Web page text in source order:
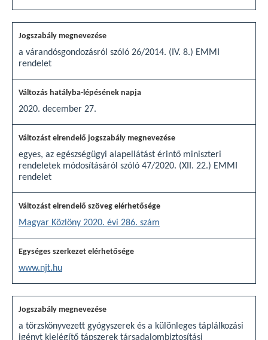
a várandósgondozásról szóló 26/2014. (IV. 8.) EMMI
rendelet
2020. december 27.
egyes, az egészségügyi alapellátást érintő miniszteri
rendeletek módosításáról szóló 47/2020. (XII. 22.) EMMI
rendelet
Magyar Közlöny 2020. évi 286. szám
www.njt.hu
a törzskönyvezett gyógyszerek és a különleges táplálkozási
igényt kielégítő tápszerek társadalombiztosítási